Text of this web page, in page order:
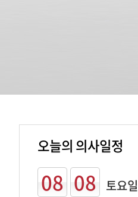
오늘의 의사일정
08 08 토요일